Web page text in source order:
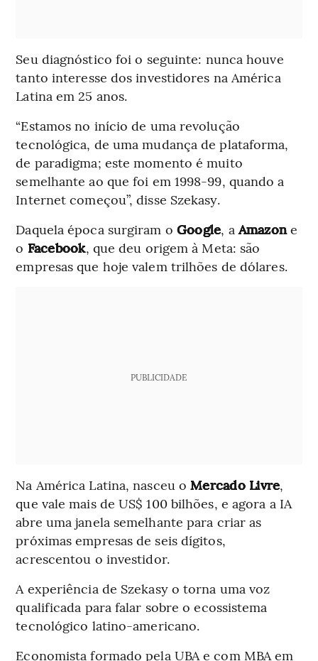
Seu diagnóstico foi o seguinte: nunca houve
tanto interesse dos investidores na América
Latina em 25 anos.
“Estamos no início de uma revolução
tecnológica, de uma mudança de plataforma,
de paradigma; este momento é muito
semelhante ao que foi em 1998-99, quando a
Internet começou”, disse Szekasy.
Daquela época surgiram o Google, aAmazone
o Facebook, que deu origem à Meta: são
empresas que hoje valem trilhões de dólares.
PUBLICIDADE
Na América Latina, nasceu oMercado Livre,
que vale mais de US$ 100 bilhões, e agora a IA
abre uma janela semelhante para criar as
próximas empresas de seis dígitos,
acrescentou o investidor.
A experiência de Szekasy o torna uma voz
qualificada para falar sobre o ecossistema
tecnológico latino-americano.
Economista formado pela UBA e com MBA em